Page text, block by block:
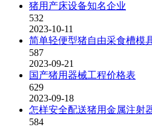
猪用产床设备知名企业
532
2023-10-11
简单轻便型猪自由采食槽模
587
2023-09-21
国产猪用器械工程价格表
629
2023-09-18
怎样安全配送猪用金属注射
584